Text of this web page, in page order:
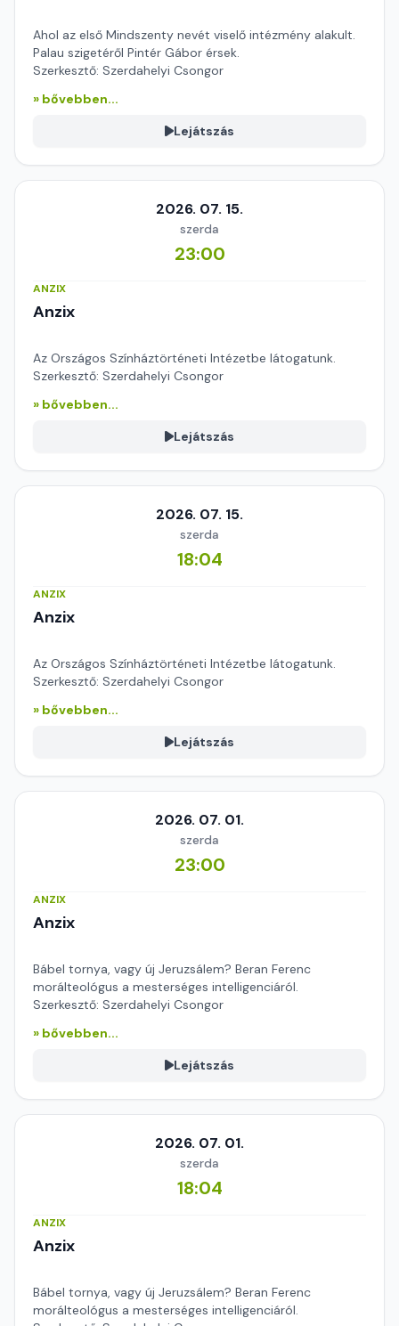
Ahol az első Mindszenty nevét viselő intézmény alakult.
Palau szigetéről Pintér Gábor érsek.
Szerkesztő: Szerdahelyi Csongor
» bővebben...
Lejátszás
2026. 07. 15.
szerda
23:00
ANZIX
Anzix
Az Országos Színháztörténeti Intézetbe látogatunk.
Szerkesztő: Szerdahelyi Csongor
» bővebben...
Lejátszás
2026. 07. 15.
szerda
18:04
ANZIX
Anzix
Az Országos Színháztörténeti Intézetbe látogatunk.
Szerkesztő: Szerdahelyi Csongor
» bővebben...
Lejátszás
2026. 07. 01.
szerda
23:00
ANZIX
Anzix
Bábel tornya, vagy új Jeruzsálem? Beran Ferenc
morálteológus a mesterséges intelligenciáról.
Szerkesztő: Szerdahelyi Csongor
» bővebben...
Lejátszás
2026. 07. 01.
szerda
18:04
ANZIX
Anzix
Bábel tornya, vagy új Jeruzsálem? Beran Ferenc
morálteológus a mesterséges intelligenciáról.